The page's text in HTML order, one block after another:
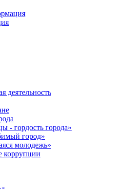
деятельность
- гордость города»
город»
молодежь»
коррупции